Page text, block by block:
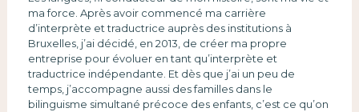
ma force. Après avoir commencé ma carrière
d’interprète et traductrice auprès des institutions à
Bruxelles, j’ai décidé, en 2013, de créer ma propre
entreprise pour évoluer en tant qu’interprète et
traductrice indépendante. Et dès que j’ai un peu de
temps, j’accompagne aussi des familles dans le
bilinguisme simultané précoce des enfants, c’est ce qu’on